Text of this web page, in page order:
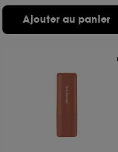
Ajouter au panier